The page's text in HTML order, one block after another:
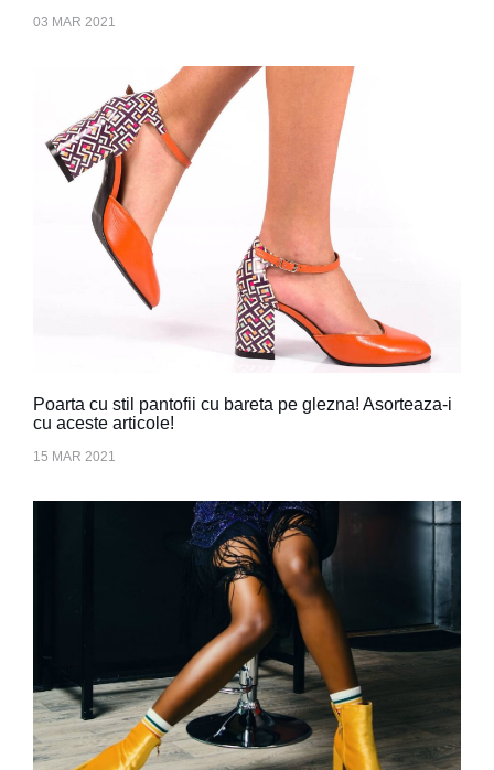
03 MAR 2021
Poarta cu stil pantofii cu bareta pe glezna! Asorteaza-i
cu aceste articole!
15 MAR 2021